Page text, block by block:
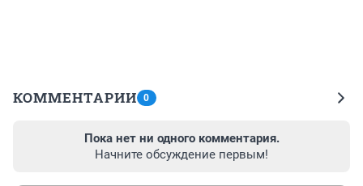
КОММЕНТАРИИ 0
Пока нет ни одного комментария.
Начните обсуждение первым!